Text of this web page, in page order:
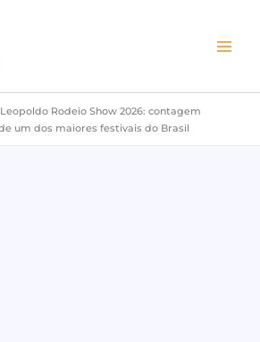
Rodeio Show 2026: contagem
um dos maiores festivais do Brasil